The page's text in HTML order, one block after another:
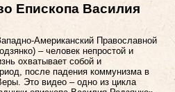
Епископа Василия
Американский Православной
– человек непростой и
охватывает собой и
после падения коммунизма в
Это видео – одно из цикла